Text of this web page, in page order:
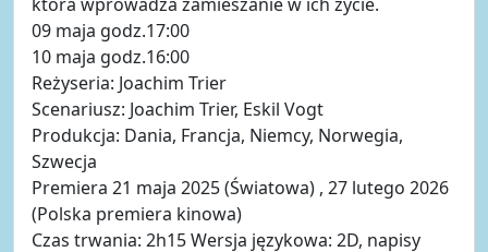
09 maja godz.17:00
10 maja godz.16:00
Reżyseria: Joachim Trier
Scenariusz: Joachim Trier, Eskil Vogt
Produkcja: Dania, Francja, Niemcy, Norwegia,
Szwecja
Premiera 21 maja 2025 (Światowa) , 27 lutego 2026
(Polska premiera kinowa)
Czas trwania: 2h15 Wersja językowa: 2D, napisy